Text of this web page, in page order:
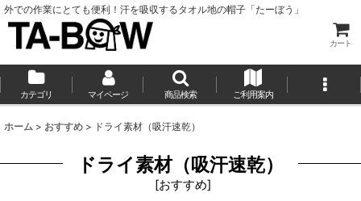
外での作業にとても便利！汗を吸収するタオル地の帽子「たーぼう」
カート
カテゴリ マイページ 商品検索 ご利用案内
ホーム > おすすめ > ドライ素材（吸汗速乾）
ドライ素材（吸汗速乾）
[おすすめ]